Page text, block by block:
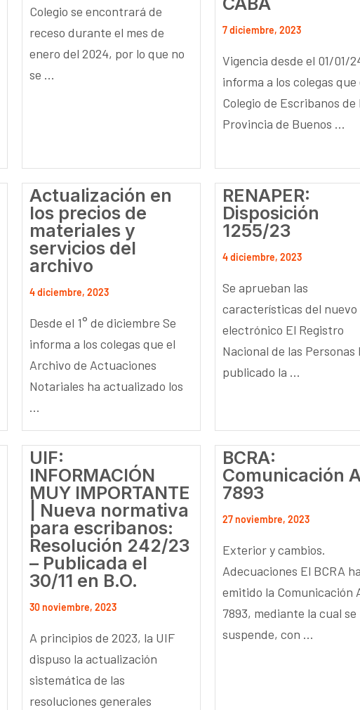
Colegio se encontrará de
receso durante el mes de
enero del 2024, por lo que no
se ...
7 diciembre, 2023
Vigencia desde el 01/01/
informa a los colegas que
Colegio de Escribanos de
Provincia de Buenos ...
Actualización en
los precios de
materiales y
servicios del
archivo
4 diciembre, 2023
Desde el 1° de diciembre Se
informa a los colegas que el
Archivo de Actuaciones
Notariales ha actualizado los
...
RENAPER:
Disposición
1255/23
4 diciembre, 2023
Se aprueban las
características del nuevo
electrónico El Registro
Nacional de las Personas
publicado la ...
UIF:
INFORMACIÓN
MUY IMPORTANTE
| Nueva normativa
para escribanos:
Resolución 242/23
– Publicada el
30/11 en B.O.
30 noviembre, 2023
A principios de 2023, la UIF
dispuso la actualización
sistemática de las
resoluciones generales
BCRA:
Comunicación
7893
27 noviembre, 2023
Exterior y cambios.
Adecuaciones El BCRA ha
emitido la Comunicación
7893, mediante la cual se
suspende, con ...